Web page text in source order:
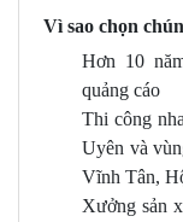
Vì sao chọn
Hơn 10
quảng cáo
Thi công
Uyên và
Vĩnh Tân,
Xưởng sản